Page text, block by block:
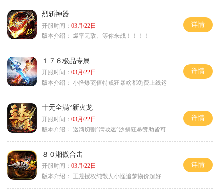
烈斩神器
开服时间： 03月/22日
版本介绍： 爆率无敌、等你来战！！！！
详情
１７６极品专属
开服时间： 03月/22日
版本介绍： 小怪爆茺值特戒狂暴啥都免费上线运
详情
十元全满°新火龙
开服时间： 03月/22日
版本介绍： 送满切割°满攻速°沙捐狂暴赞助皆可嫖°
详情
８０湘傲合击
开服时间： 03月/22日
版本介绍：
正规授权纯散人小怪追梦物价超好
详情